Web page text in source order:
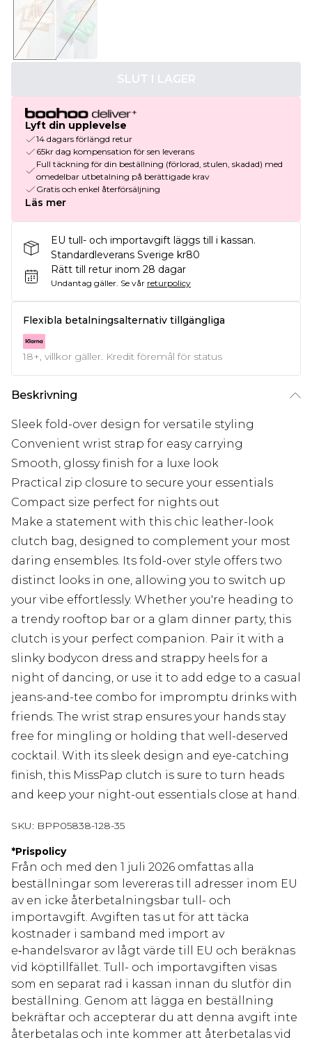
SLUT I LAGER
Lyft din upplevelse
14 dagars förlängd retur
65kr dag kompensation för sen leverans
Full täckning för din beställning (förlorad, stulen, skadad) med
omedelbar utbetalning på berättigade krav
Gratis och enkel återförsäljning
Läs mer
EU tull- och importavgift läggs till i kassan.
Standardleverans Sverige kr80
Rätt till retur inom 28 dagar
Undantag gäller. Se vår returpolicy
Flexibla betalningsalternativ tillgängliga
18+, villkor gäller. Kredit föremål för status
Beskrivning
Sleek fold-over design for versatile styling
Convenient wrist strap for easy carrying
Smooth, glossy finish for a luxe look
Practical zip closure to secure your essentials
Compact size perfect for nights out
Make a statement with this chic leather-look
clutch bag, designed to complement your most
daring ensembles. Its fold-over style offers two
distinct looks in one, allowing you to switch up
your vibe effortlessly. Whether you're heading to
a trendy rooftop bar or a glam dinner party, this
clutch is your perfect companion. Pair it with a
slinky bodycon dress and strappy heels for a
night of dancing, or use it to add edge to a casual
jeans-and-tee combo for impromptu drinks with
friends. The wrist strap ensures your hands stay
free for mingling or holding that well-deserved
cocktail. With its sleek design and eye-catching
finish, this MissPap clutch is sure to turn heads
and keep your night-out essentials close at hand.
SKU: BPP05838-128-35
*Prispolicy
Från och med den 1 juli 2026 omfattas alla
beställningar som levereras till adresser inom EU
av en icke återbetalningsbar tull- och
importavgift. Avgiften tas ut för att täcka
kostnader i samband med import av
e‑handelsvaror av lågt värde till EU och beräknas
vid köptillfället. Tull- och importavgiften visas
som en separat rad i kassan innan du slutför din
beställning. Genom att lägga en beställning
bekräftar och accepterar du att denna avgift inte
återbetalas och inte kommer att återbetalas vid